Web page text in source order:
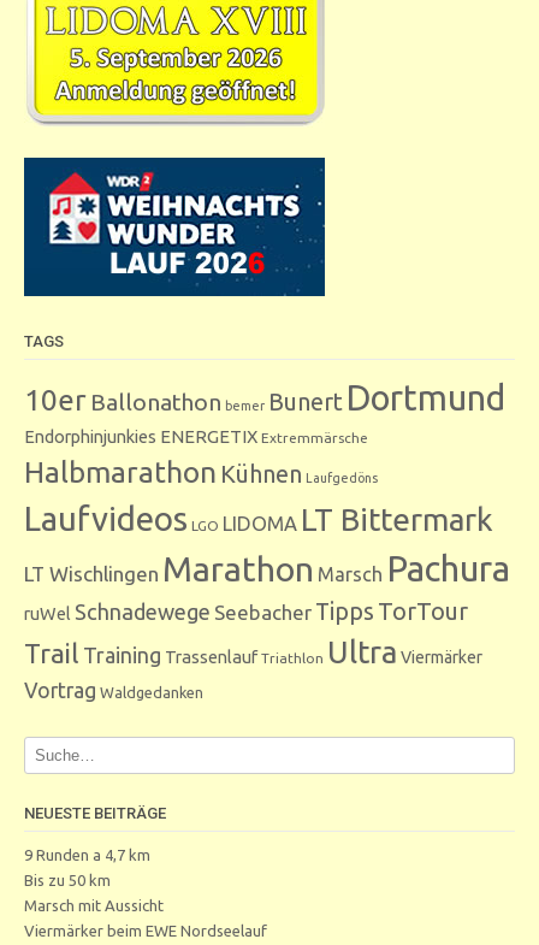
TAGS
10er Ballonathon bemer Bunert Dortmund
Endorphinjunkies ENERGETIX Extremmärsche
Halbmarathon Kühnen Laufgedöns
Laufvideos LGO LIDOMA LT Bittermark
LT Wischlingen Marathon Marsch Pachura
ruWel Schnadewege Seebacher Tipps TorTour
Trail Training Trassenlauf Triathlon Ultra Viermärker
Vortrag Waldgedanken
NEUESTE BEITRÄGE
9 Runden a 4,7 km
Bis zu 50 km
Marsch mit Aussicht
Viermärker beim EWE Nordseelauf